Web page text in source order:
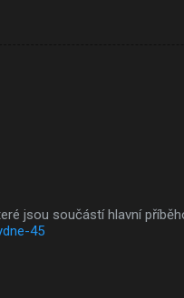
jsou součástí hlavní
45